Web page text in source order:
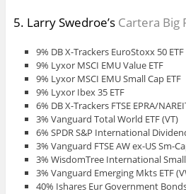
5. Larry Swedroe’s Cartera Big
9% DB X-Trackers EuroStoxx 50 ETF
9% Lyxor MSCI EMU Value ETF
9% Lyxor MSCI EMU Small Cap ETF
9% Lyxor Ibex 35 ETF
6% DB X-Trackers FTSE EPRA/
3% Vanguard Total World ETF (VT)
6% SPDR S&P International
3% Vanguard FTSE AW ex-US Sm-
3% WisdomTree International
3% Vanguard Emerging Mkts ETF
40% Ishares Eur Government